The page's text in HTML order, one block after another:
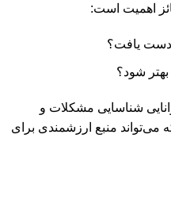
اهمیت است:
دست یافت؟
شود؟
شناسایی مشکلات و
منبع ارزشمندی برای